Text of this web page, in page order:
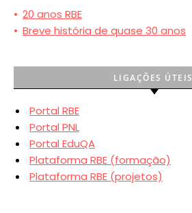
• 20 anos RBE
• Breve história de quase 30 anos
LIGAÇÕES ÚTEIS
Portal RBE
Portal PNL
Portal EduQA
Plataforma RBE (formação)
Plataforma RBE (projetos)